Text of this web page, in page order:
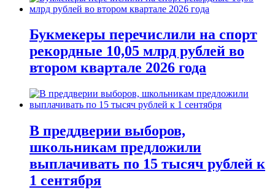
Букмекеры перечислили на спорт
рекордные 10,05 млрд рублей во
втором квартале 2026 года
В преддверии выборов,
школьникам предложили
выплачивать по 15 тысяч рублей к
1 сентября